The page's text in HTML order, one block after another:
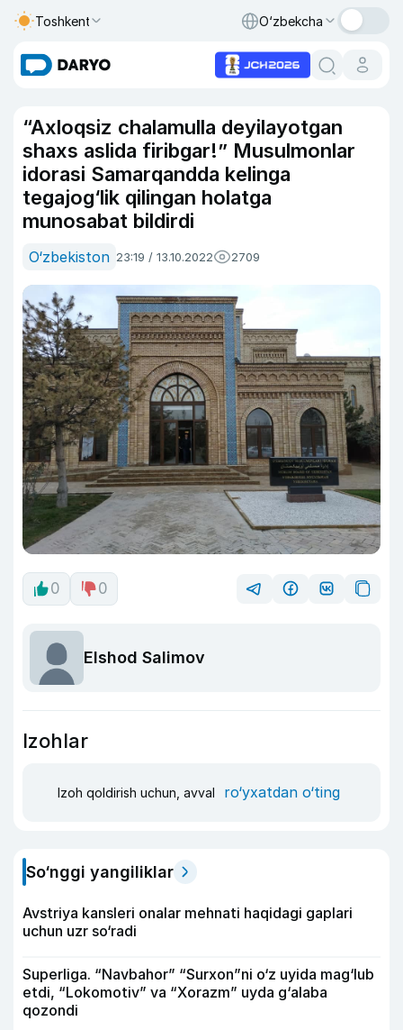
Toshkent O‘zbekcha
“Axloqsiz chalamulla deyilayotgan
shaxs aslida firibgar!” Musulmonlar
idorasi Samarqandda kelinga
tegajog‘lik qilingan holatga
munosabat bildirdi
O‘zbekiston 23:19 / 13.10.2022 2709
0 0
Elshod Salimov
Izohlar
Izoh qoldirish uchun, avval ro‘yxatdan o‘ting
So‘nggi yangiliklar
Avstriya kansleri onalar mehnati haqidagi gaplari
uchun uzr so‘radi
Superliga. “Navbahor” “Surxon”ni o‘z uyida mag‘lub
etdi, “Lokomotiv” va “Xorazm” uyda g‘alaba
qozondi